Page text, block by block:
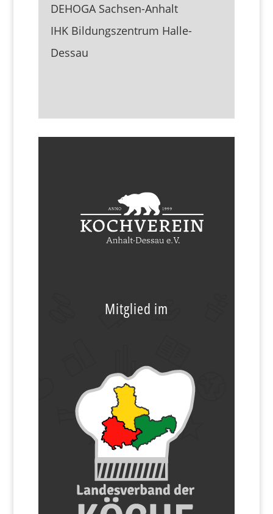
DEHOGA Sachsen-Anhalt
IHK Bildungszentrum Halle-
Dessau
Mitglied im